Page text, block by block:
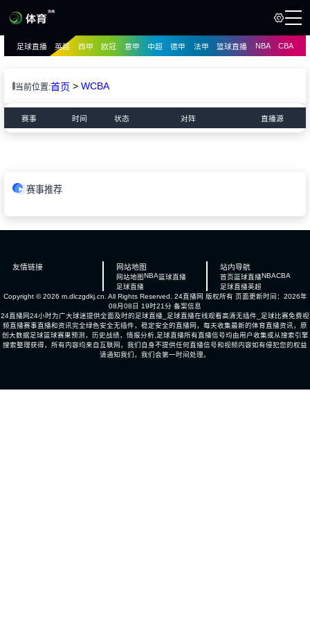
播
讯
像
足球直播 英超 西甲 欧冠 意甲 中超 德甲 法甲 篮球直播 NBA CBA
当前位置:首页 > WCBA
赛事 时间 状态 对阵 直播源
赛事推荐
友情链接 网站地图
网站地图NBA篮球直播
足球直播
站内导航
首页篮球直播NBACBA
足球直播英超
Copyright © 2026 m.dlczgdkj.cn. All Rights Reserved. 24直播网 版权所有 页面更新时间：2026年
08月08日 19时21分 备案信息
24直播网24小时为广大球迷提供全面及时的足球直播_足球直播在线观看高清无插件_足球比赛免费视
频直播赛事直播和资讯完全绿色安全无插件，稳定安全的直播网，每天收集最新的体育直播资讯，原
创大数据足球篮球赛果预测，历史战绩，情报分析,足球直播所有直播信号均由用户收集或从搜索引擎
搜索整理获得，所有内容均来自互联网，我们自身不提供任何直播信号和视频内容如有侵犯您的权益
请通知我们，我们会第一时间处理。